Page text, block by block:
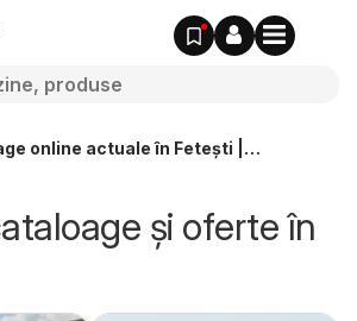
online actuale în Feteşti |
și oferte în